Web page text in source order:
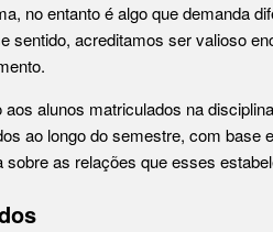
no entanto é algo que demanda
sentido, acreditamos ser valioso
aos alunos matriculados na
ao longo do semestre, com
sobre as relações que esses